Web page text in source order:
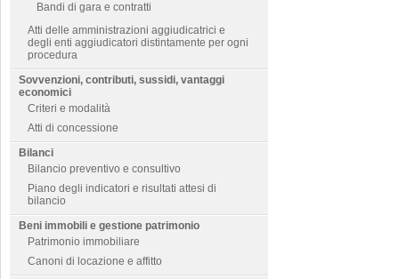
Bandi di gara e contratti
Atti delle amministrazioni aggiudicatrici e
degli enti aggiudicatori distintamente per ogni
procedura
Sovvenzioni, contributi, sussidi, vantaggi
economici
Criteri e modalità
Atti di concessione
Bilanci
Bilancio preventivo e consultivo
Piano degli indicatori e risultati attesi di
bilancio
Beni immobili e gestione patrimonio
Patrimonio immobiliare
Canoni di locazione e affitto